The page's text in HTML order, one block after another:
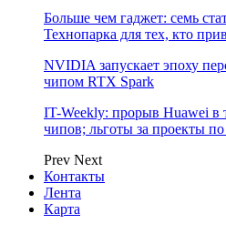
Больше чем гаджет: семь
Технопарка для тех, кто
NVIDIA запускает эпоху
чипом RTX Spark
IT-Weekly: прорыв Huawei в
чипов; льготы за проекты
Prev Next
Контакты
Лента
Карта